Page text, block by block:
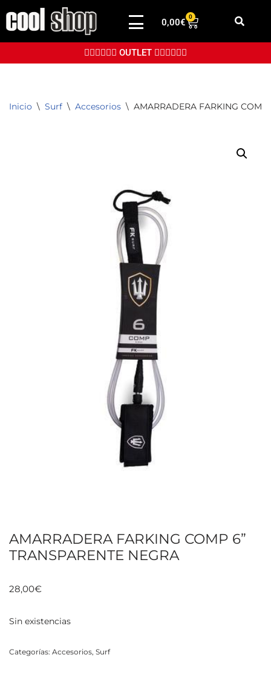
Saltar
contenido
0,00€
0
👉🏼👉🏼👉🏼 OUTLET 👈🏼👈🏼👈🏼
Inicio \ Surf \ Accesorios \ AMARRADERA FARKING COMP
AMARRADERA FARKING COMP 6”
TRANSPARENTE NEGRA
28,00€
Sin existencias
Categorías: Accesorios, Surf